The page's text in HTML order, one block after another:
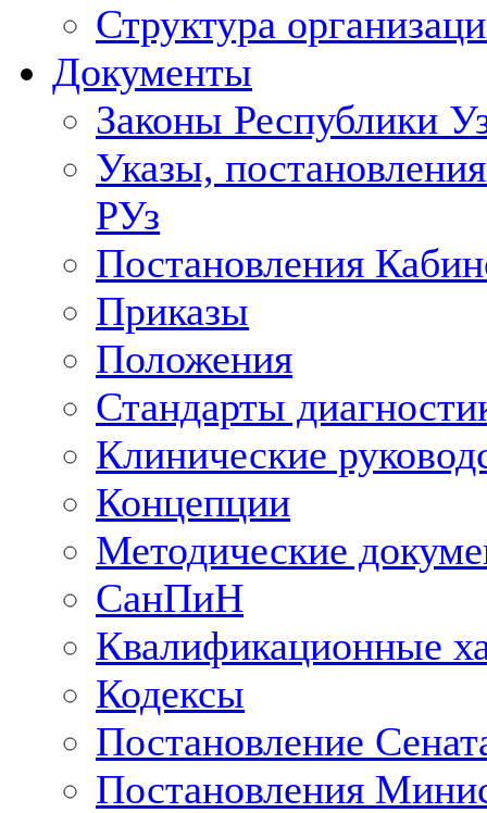
Структура
Документы
Законы Республики
Указы,
РУз
Постановления
Приказы
Положения
Стандарты
Клинические
Концепции
Методические
СанПиН
Квалификационные
Кодексы
Постановление
Постановления